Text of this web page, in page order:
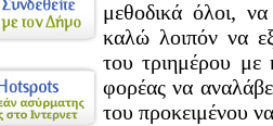
μεθοδικά όλοι,
καλώ λοιπόν να
του τριημέρου με
φορέας να
του προκειμένου